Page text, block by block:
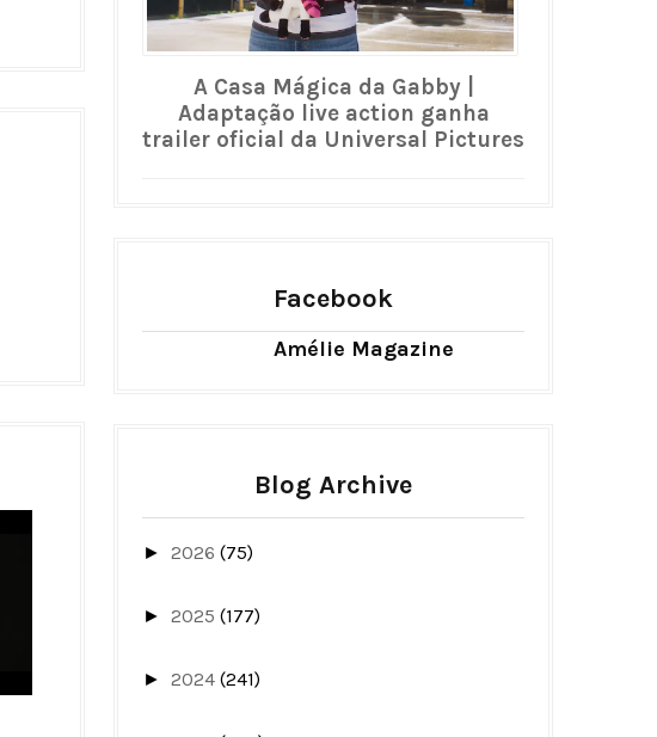
A Casa Mágica da Gabby |
Adaptação live action ganha
trailer oficial da Universal Pictures
Facebook
Amélie Magazine
Blog Archive
► 2026 (75)
► 2025 (177)
► 2024 (241)